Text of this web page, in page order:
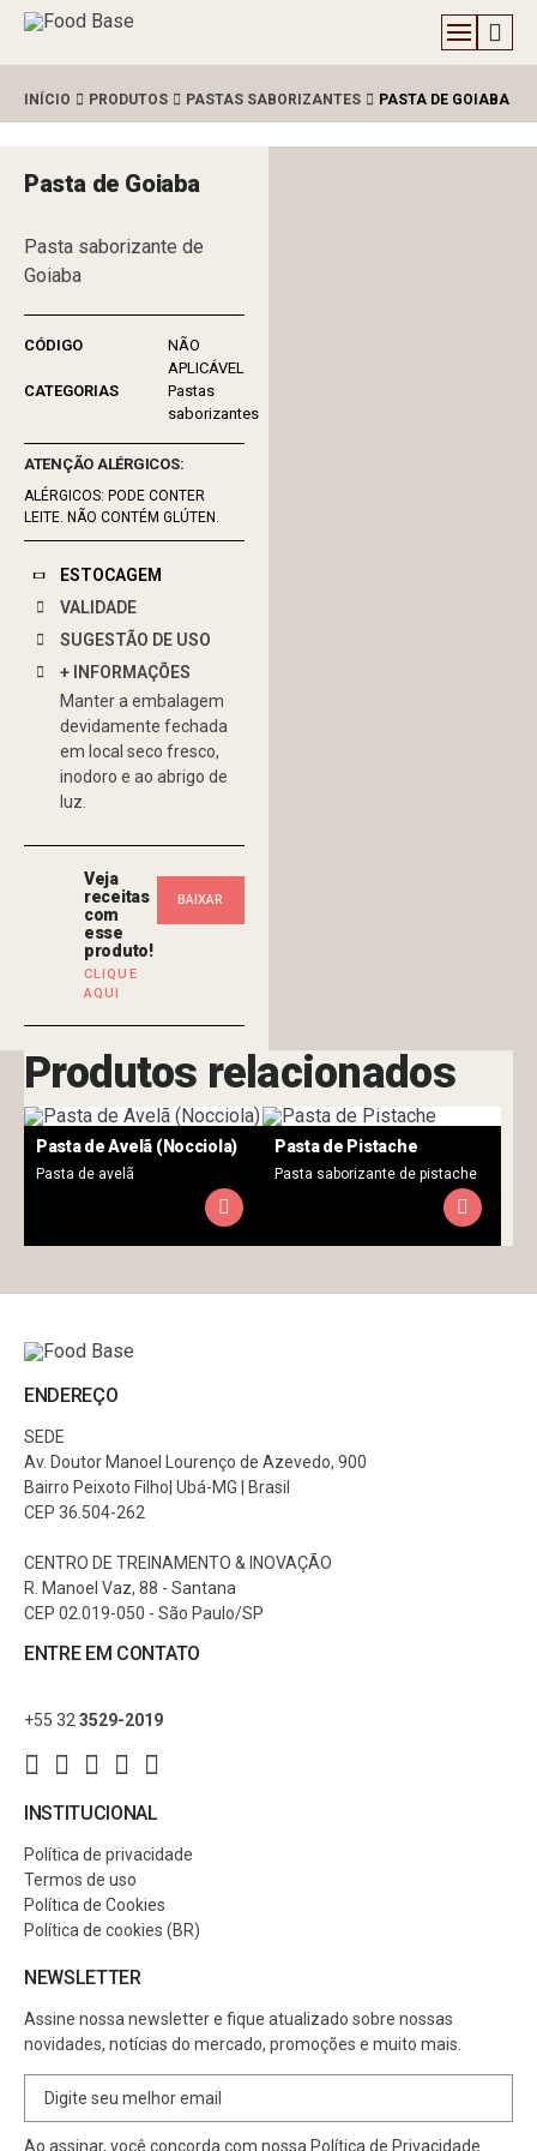
INÍCIO PRODUTOS PASTAS SABORIZANTES PASTA DE GOIABA
Pasta de Goiaba
Pasta saborizante de
Goiaba
NÃO
APLICÁVEL
Pastas
saborizantes
ATENÇÃO ALÉRGICOS:
ALÉRGICOS: PODE CONTER
LEITE. NÃO CONTÉM GLÚTEN.
ESTOCAGEM
VALIDADE
SUGESTÃO DE USO
+ INFORMAÇÕES
Manter a embalagem
devidamente fechada
em local seco fresco,
inodoro e ao abrigo de
luz.
Veja
receitas
com
esse
produto!
CLIQUE
AQUI
BAIXAR
Produtos relacionados
Pasta de Avelã (Nocciola)
Pasta de avelã
Pasta de Pistache
Pasta saborizante de pistache
ENDEREÇO
SEDE
Av. Doutor Manoel Lourenço de Azevedo, 900
Bairro Peixoto Filho| Ubá-MG | Brasil
CEP 36.504-262
CENTRO DE TREINAMENTO & INOVAÇÃO
R. Manoel Vaz, 88 - Santana
CEP 02.019-050 - São Paulo/SP
ENTRE EM CONTATO
+55 32 3529-2019
INSTITUCIONAL
Política de privacidade
Termos de uso
Política de Cookies
Política de cookies (BR)
NEWSLETTER
Assine nossa newsletter e fique atualizado sobre nossas
novidades, notícias do mercado, promoções e muito mais.
Ao assinar, você concorda com nossa Política de Privacidade